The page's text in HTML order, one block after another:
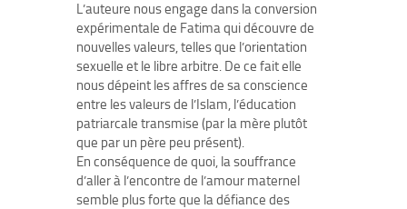
L’auteure nous engage dans la conversion
expérimentale de Fatima qui découvre de
nouvelles valeurs, telles que l’orientation
sexuelle et le libre arbitre. De ce fait elle
nous dépeint les affres de sa conscience
entre les valeurs de l’Islam, l’éducation
patriarcale transmise (par la mère plutôt
que par un père peu présent).
En conséquence de quoi, la souffrance
d’aller à l’encontre de l’amour maternel
semble plus forte que la défiance des